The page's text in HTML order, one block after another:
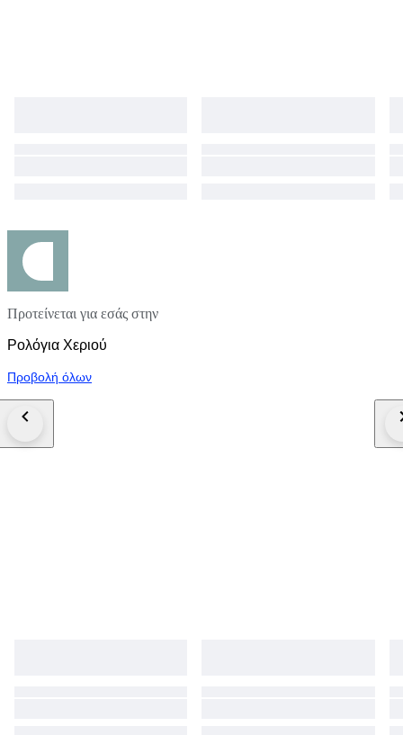
Προτείνεται για εσάς στην
Ρολόγια Χεριού
Προβολή όλων